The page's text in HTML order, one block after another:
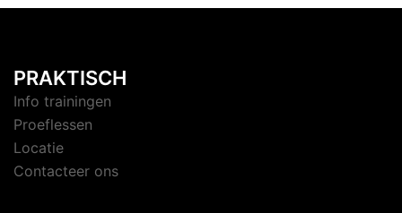
PRAKTISCH
Info trainingen
Proeflessen
Locatie
Contacteer ons